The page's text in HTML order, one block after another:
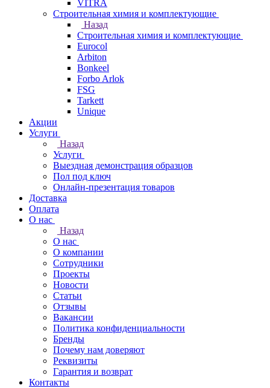
VITRA
Строительная химия и комплектующие
Назад
Строительная химия и комплектующие
Eurocol
Arbiton
Bonkeel
Forbo Arlok
FSG
Tarkett
Unique
Акции
Услуги
Назад
Услуги
Выездная демонстрация образцов
Пол под ключ
Онлайн-презентация товаров
Доставка
Оплата
О нас
Назад
О нас
О компании
Сотрудники
Проекты
Новости
Статьи
Отзывы
Вакансии
Политика конфиденциальности
Бренды
Почему нам доверяют
Реквизиты
Гарантия и возврат
Контакты